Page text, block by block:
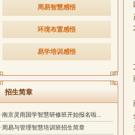
周易智慧感悟
环境布置感悟
易学培训感悟
招生简章
·南京灵雨国学智慧研修班开始报名啦...
·周易与管理智慧培训班招生简章